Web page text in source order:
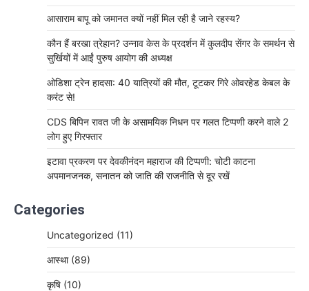
आसाराम बापू को जमानत क्यों नहीं मिल रही है जाने रहस्य?
कौन हैं बरखा त्रेहान? उन्नाव केस के प्रदर्शन में कुलदीप सेंगर के समर्थन से
सुर्खियों में आईं पुरुष आयोग की अध्यक्ष
ओडिशा ट्रेन हादसा: 40 यात्रियों की मौत, टूटकर गिरे ओवरहेड केबल के
करंट से!
CDS बिपिन रावत जी के असामयिक निधन पर गलत टिप्पणी करने वाले 2
लोग हुए गिरफ्तार
इटावा प्रकरण पर देवकीनंदन महाराज की टिप्पणी: चोटी काटना
अपमानजनक, सनातन को जाति की राजनीति से दूर रखें
Categories
Uncategorized (11)
आस्था (89)
कृषि (10)